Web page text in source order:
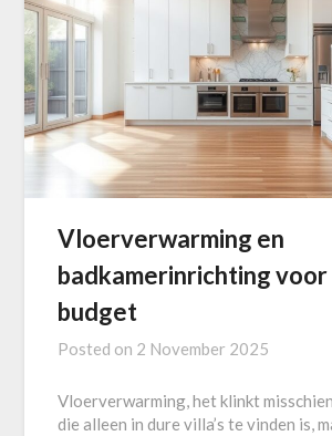
Vloerverwarming en
badkamerinrichting
budget
Posted on 2 November 2025
Vloerverwarming, het klinkt
die alleen in dure villa’s te vinden is,